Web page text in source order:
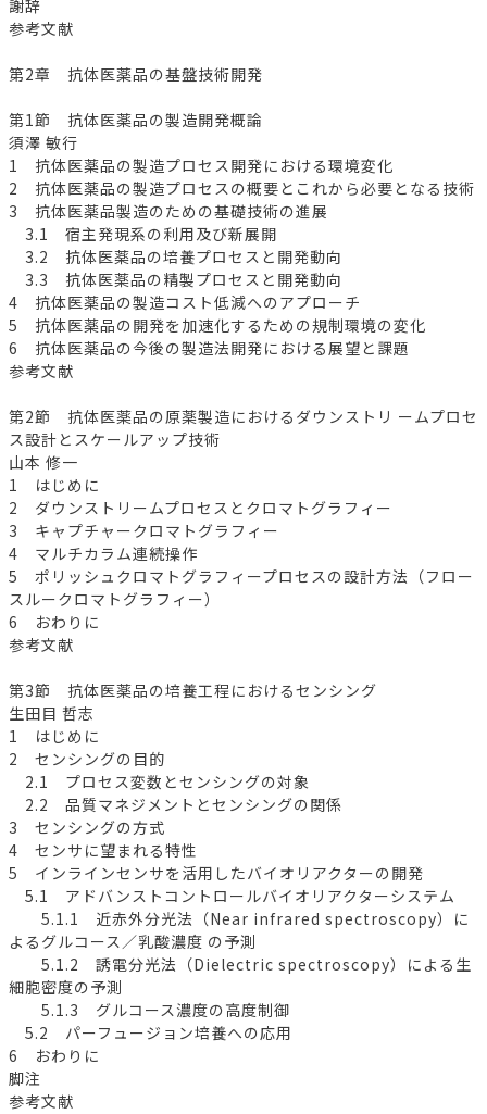
謝辞
参考文献
第2章 抗体医薬品の基盤技術開発
第1節 抗体医薬品の製造開発概論
須澤 敏行
1 抗体医薬品の製造プロセス開発における環境変化
2 抗体医薬品の製造プロセスの概要とこれから必要となる技術
3 抗体医薬品製造のための基礎技術の進展
3.1 宿主発現系の利用及び新展開
3.2 抗体医薬品の培養プロセスと開発動向
3.3 抗体医薬品の精製プロセスと開発動向
4 抗体医薬品の製造コスト低減へのアプローチ
5 抗体医薬品の開発を加速化するための規制環境の変化
6 抗体医薬品の今後の製造法開発における展望と課題
参考文献
第2節 抗体医薬品の原薬製造におけるダウンストリ ームプロセ
ス設計とスケールアップ技術
山本 修一
1 はじめに
2 ダウンストリームプロセスとクロマトグラフィー
3 キャプチャークロマトグラフィー
4 マルチカラム連続操作
5 ポリッシュクロマトグラフィープロセスの設計方法（フロー
スルークロマトグラフィー）
6 おわりに
参考文献
第3節 抗体医薬品の培養工程におけるセンシング
生田目 哲志
1 はじめに
2 センシングの目的
2.1 プロセス変数とセンシングの対象
2.2 品質マネジメントとセンシングの関係
3 センシングの方式
4 センサに望まれる特性
5 インラインセンサを活用したバイオリアクターの開発
5.1 アドバンストコントロールバイオリアクターシステム
5.1.1 近赤外分光法（Near infrared spectroscopy）に
よるグルコース／乳酸濃度 の予測
5.1.2 誘電分光法（Dielectric spectroscopy）による生
細胞密度の予測
5.1.3 グルコース濃度の高度制御
5.2 パーフュージョン培養への応用
6 おわりに
脚注
参考文献